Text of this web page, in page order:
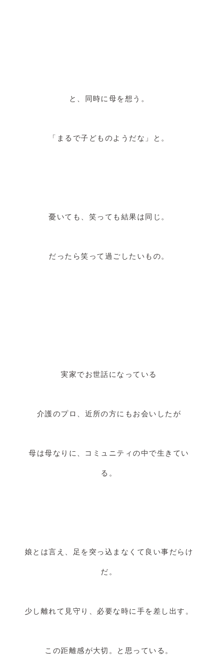
と、同時に母を想う。
「まるで子どものようだな」と。
憂いても、笑っても結果は同じ。
だったら笑って過ごしたいもの。
実家でお世話になっている
介護のプロ、近所の方にもお会いしたが
母は母なりに、コミュニティの中で生きてい
る。
娘とは言え、足を突っ込まなくて良い事だらけ
だ。
少し離れて見守り、必要な時に手を差し出す。
この距離感が大切。と思っている。